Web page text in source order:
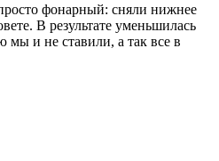
фонарный: сняли нижнее
В результате уменьшилась
мы и не ставили, а так все в